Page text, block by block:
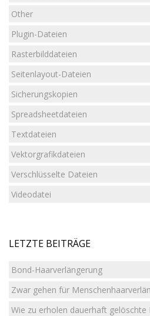
Other
Plugin-Dateien
Rasterbilddateien
Seitenlayout-Dateien
Sicherungskopien
Spreadsheetdateien
Textdateien
Vektorgrafikdateien
Verschlüsselte Dateien
Videodatei
LETZTE BEITRÄGE
Bond-Haarverlängerung
Zwar gehen für
Wie zu erholen dauerhaft